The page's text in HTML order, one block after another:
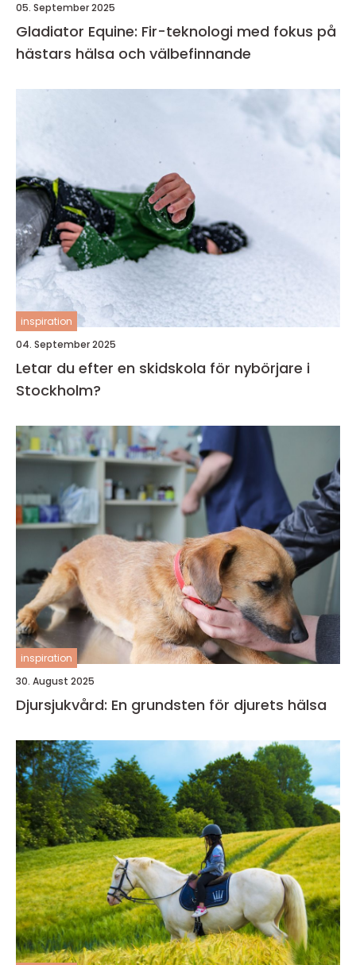
05. September 2025
Gladiator Equine: Fir-teknologi med fokus på
hästars hälsa och välbefinnande
inspiration
04. September 2025
Letar du efter en skidskola för nybörjare i
Stockholm?
inspiration
30. August 2025
Djursjukvård: En grundsten för djurets hälsa